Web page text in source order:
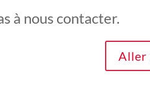
à nous contacter.
Aller